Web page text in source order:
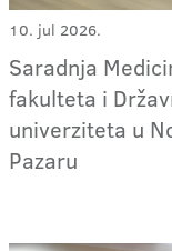
10. jul 2026.
Saradnja
fakulteta i
univerziteta u
Pazaru